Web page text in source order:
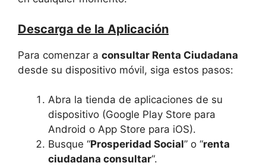
Descarga de la Aplicación
Para comenzar a consultar Renta Ciudadana
desde su dispositivo móvil, siga estos pasos:
Abra la tienda de aplicaciones de su
dispositivo (Google Play Store para
Android o App Store para iOS).
Busque “Prosperidad Social” o “renta
ciudadana consultar“.